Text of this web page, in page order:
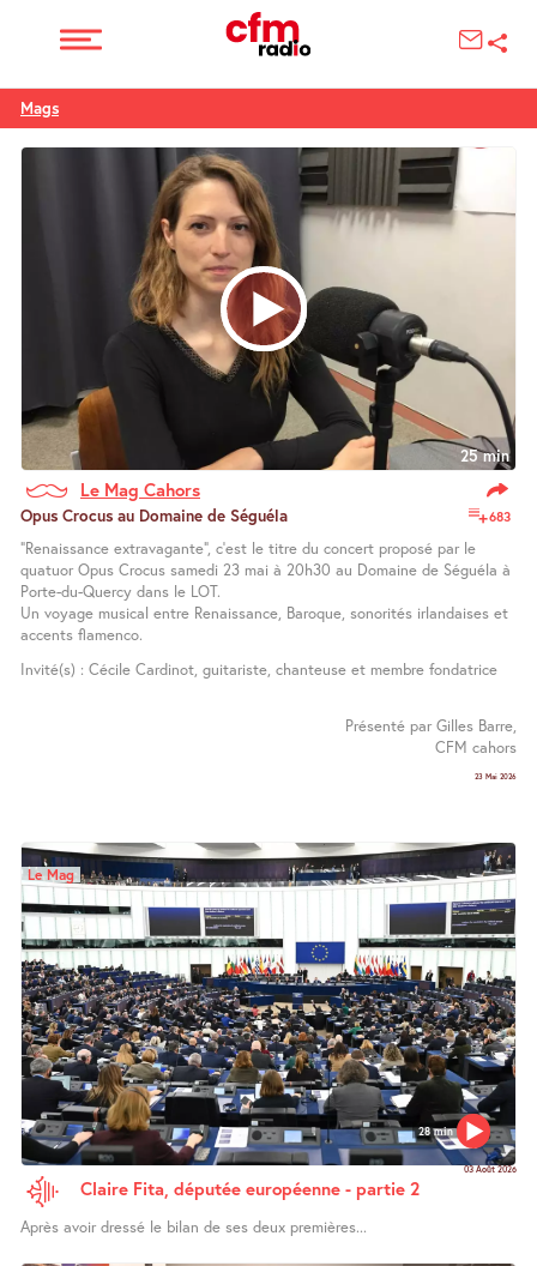
Mags
25 min
Le Mag Cahors
683
Opus Crocus au Domaine de Séguéla
"Renaissance extravagante", c’est le titre du concert proposé par le
quatuor Opus Crocus samedi 23 mai à 20h30 au Domaine de Séguéla à
Porte-du-Quercy dans le LOT.
Un voyage musical entre Renaissance, Baroque, sonorités irlandaises et
accents flamenco.
Invité(s) : Cécile Cardinot, guitariste, chanteuse et membre fondatrice
Présenté par Gilles Barre,
CFM cahors
23 Mai 2026
28 min
Le Mag
03 Août 2026
Claire Fita, députée européenne - partie 2
Après avoir dressé le bilan de ses deux premières...